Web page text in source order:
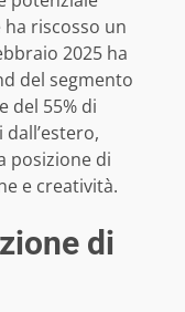
riscosso un
2025 ha
del segmento
del 55% di
posizione di
e creatività.
di